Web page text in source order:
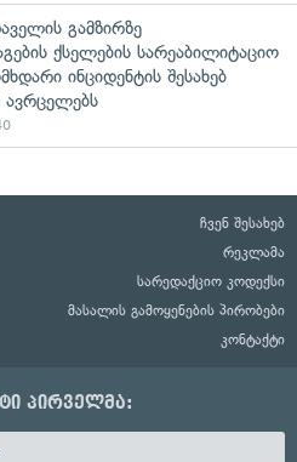
გამზირზე
ქსელების სარეაბილიტაციო
ინციდენტის შესახებ
ავრცელებს
ჩვენ შესახებ
რეკლამა
სარედაქციო კოდექსი
მასალის გამოყენების პირობები
კონტაქტი
პირველმა: